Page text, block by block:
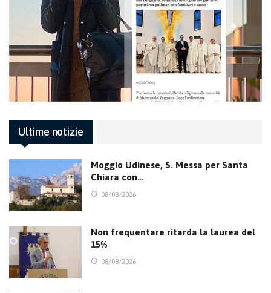
Ultime notizie
Moggio Udinese, S. Messa per Santa
Chiara con…
08/08/2026
Non frequentare ritarda la laurea del
15%
08/08/2026